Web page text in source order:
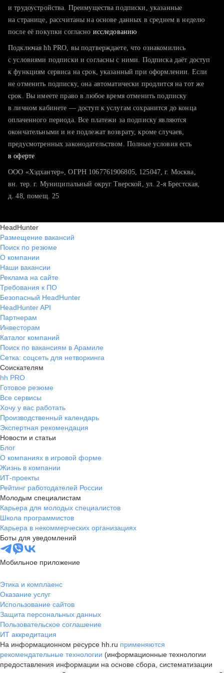
тратите много времени на поиск и вручную поднимаете
хотите сравнить себя с конкурентами и оценить шансы
и трудоустройства. Преимущества подписки, указанные
на странице, рассчитаны на основе данных в среднем в неделю
после её покупки согласно исследованию
Подключая hh PRO, вы подтверждаете, что ознакомились
с условиями подписки и согласны с ними. Подписка даёт доступ
к функциям сервиса на срок, указанный при оформлении. Если
не отменить подписку, она автоматически продлится на тот же
срок. Вы имеете право в любое время отменить подписку
в личном кабинете — доступ к услугам сохранится до конца
оплаченного периода. Все платежи за подписку являются
окончательными и не подлежат возврату, кроме случаев,
предусмотренных законодательством. Полные условия есть
в оферте
ООО «Хэдхантер», ОГРН 1067761906805, 125047, г. Москва,
вн. тер. г. Муниципальный округ Тверской, ул. 2-я Брестская,
д. 48, помещ. 25
HeadHunter
Размещение вакансий
Поиск по резюме
О компании
Наши вакансии
Реклама на сайте
Требования к ПО
Безопасный HeadHunter
HeadHunter API
Партнерам
Инвесторам
Каталог компаний
Поиск по вакансиям в Арамиле
Сетка: соцсеть для нетворкинга
Соискателям
hh PRO
Готовое резюме
Все сервисы
Хочу у вас работать
Производственный календарь
Экспертная рекомендация
Новости и статьи
Блог
О компаниях в игровой форме
Жизнь в компании
ИТ-проекты
Рейтинг работодателей России
Молодым специалистам
Карьера для молодых специалистов
Школа программистов
Карьера в некоммерческих организациях
Боты для уведомлений
Мобильное приложение
Этика и комплаенс
Оказание услуг
Использование сайтов
Защита персональных данных
Пользовательское соглашение
ИТ аккредитация
На информационном ресурсе hh.ru применяются
рекомендательные технологии (информационные технологии
предоставления информации на основе сбора, систематизации